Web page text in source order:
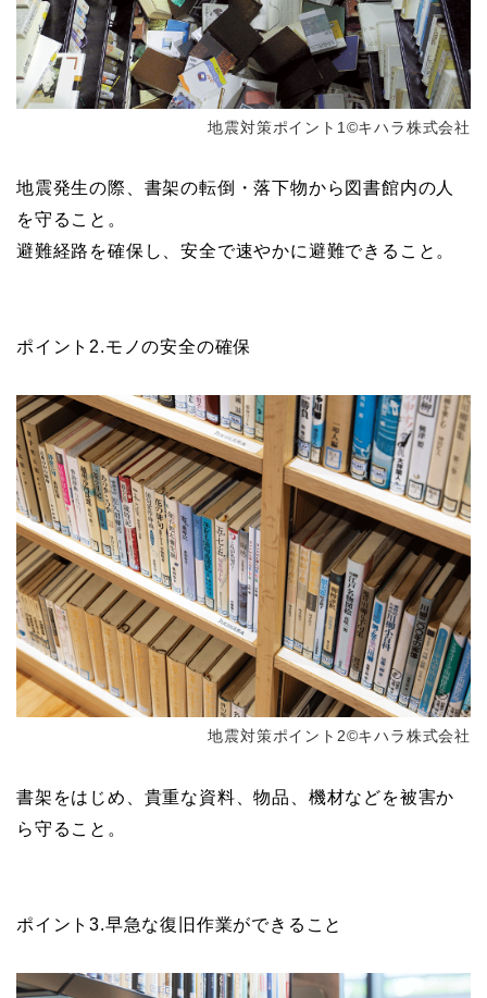
地震対策ポイント1©キハラ株式会社
地震発生の際、書架の転倒・落下物から図書館内の人
を守ること。
避難経路を確保し、安全で速やかに避難できること。
ポイント2.モノの安全の確保
地震対策ポイント2©キハラ株式会社
書架をはじめ、貴重な資料、物品、機材などを被害か
ら守ること。
ポイント3.早急な復旧作業ができること